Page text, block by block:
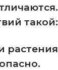
такой: